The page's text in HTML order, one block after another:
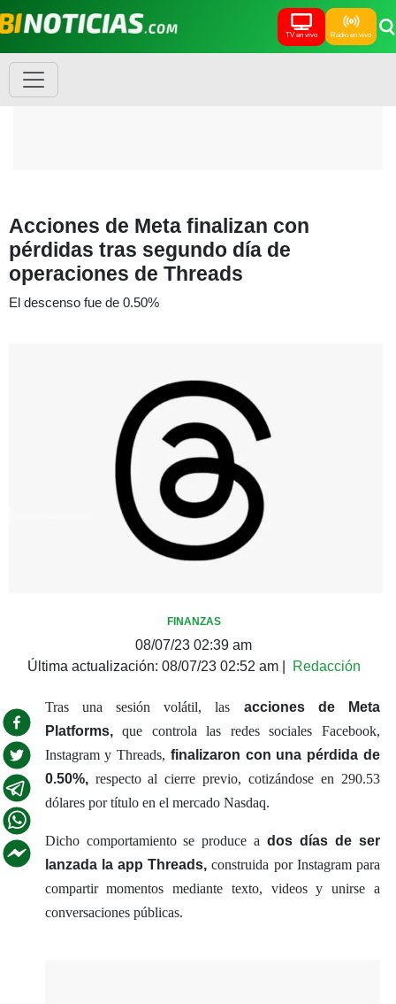
TV en vivo Radio en vivo
Acciones de Meta finalizan con
pérdidas tras segundo día de
operaciones de Threads
El descenso fue de 0.50%
FINANZAS
08/07/23 02:39 am
Última actualización: 08/07/23 02:52 am| Redacción
Tras una sesión volátil, las acciones de Meta
Platforms,que controla las redes sociales Facebook,
Instagram y Threads, finalizaron con una pérdida de
0.50%,respecto al cierre previo, cotizándose en 290.53
dólares por título en el mercado Nasdaq.
Dicho comportamiento se produce ados días de ser
lanzada la app Threads, construida por Instagram para
compartir momentos mediante texto, videos y unirse a
conversaciones públicas.